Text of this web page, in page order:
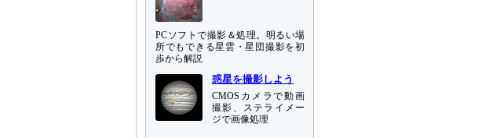
PCソフトで撮影＆処理。明るい場
所でもできる星雲・星団撮影を初
歩から解説
惑星を撮影しよう
CMOSカメラで動画
撮影、ステライメー
ジで画像処理